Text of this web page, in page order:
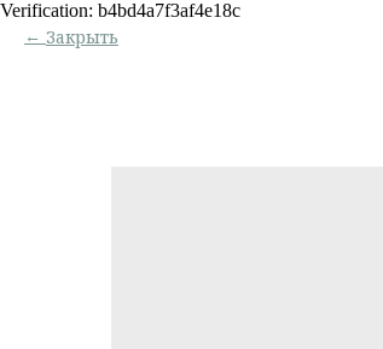
Verification: b4bd4a7f3af4e18c
Закрыть